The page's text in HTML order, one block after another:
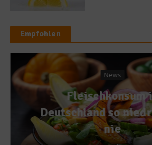
Empfohlen
News
Fleischkonsum
Deutschland so
nie